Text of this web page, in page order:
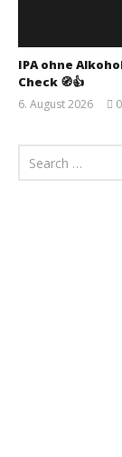
IPA ohne
Check 🧭👍
6. August 2026
0